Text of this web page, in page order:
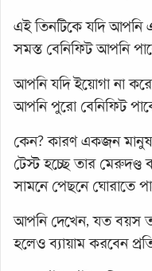
এই তিনটিকে যদি আপনি
সমস্ত বেনিফিট আপনি
আপনি যদি ইয়োগা না
আপনি পুরো বেনিফিট
কেন? কারণ একজন মানুষ
টেস্ট হচ্ছে তার মেরুদণ্ড
সামনে পেছনে ঘোরাতে
আপনি দেখেন, যত বয়স
হলেও ব্যায়াম করবেন